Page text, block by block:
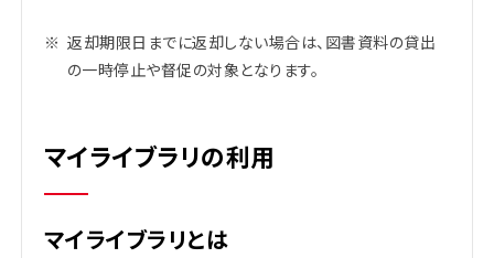
※ 返却期限日までに返却しない場合は、図書資料の貸出
の一時停止や督促の対象となります。
マイライブラリの利用
マイライブラリとは